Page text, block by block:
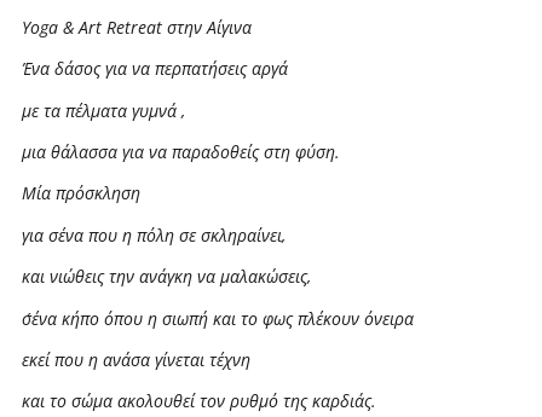
Yoga & Art Retreat στην Αίγινα
Ένα δάσος για να περπατήσεις αργά
με τα πέλματα γυμνά ,
μια θάλασσα για να παραδοθείς στη φύση.
Μία πρόσκληση
για σένα που η πόλη σε σκληραίνει,
και νιώθεις την ανάγκη να μαλακώσεις,
σ´ένα κήπο όπου η σιωπή και το φως πλέκουν όνειρα
εκεί που η ανάσα γίνεται τέχνη
και το σώμα ακολουθεί τον ρυθμό της καρδιάς.